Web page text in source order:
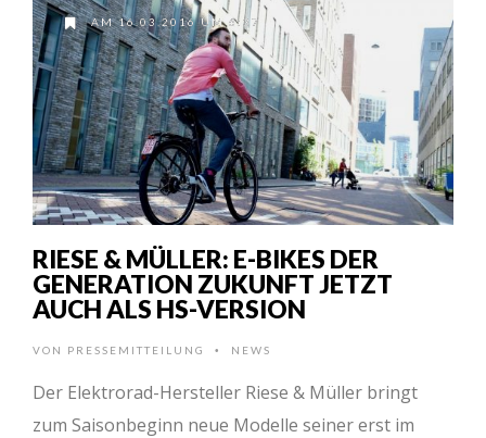
AM 16.03.2016 UM 6:37
RIESE & MÜLLER: E-BIKES DER
GENERATION ZUKUNFT JETZT
AUCH ALS HS-VERSION
VON PRESSEMITTEILUNG • NEWS
Der Elektrorad-Hersteller Riese & Müller bringt
zum Saisonbeginn neue Modelle seiner erst im